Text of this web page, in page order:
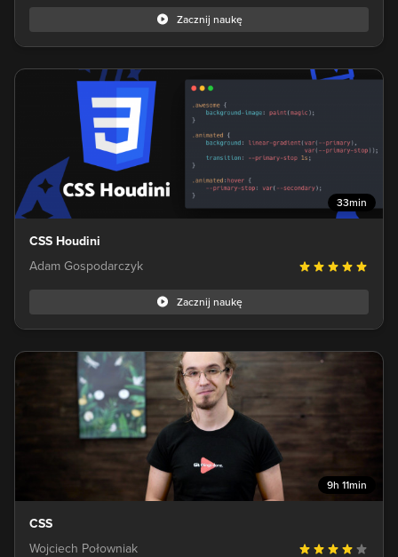
Zacznij naukę
33min
CSS Houdini
Adam Gospodarczyk
Zacznij naukę
9h 11min
CSS
Wojciech Połowniak